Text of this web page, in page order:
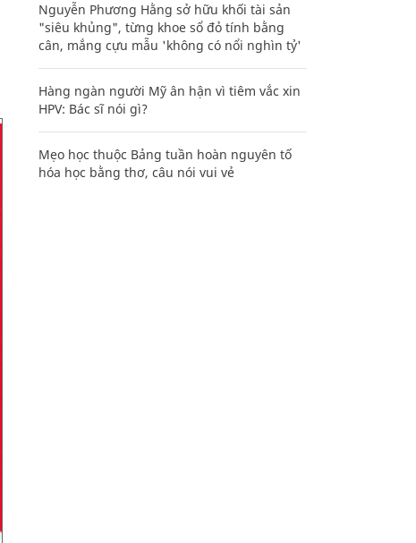
Nguyễn Phương Hằng sở hữu khối tài sản
"siêu khủng", từng khoe sổ đỏ tính bằng
cân, mắng cựu mẫu 'không có nổi nghìn tỷ'
Hàng ngàn người Mỹ ân hận vì tiêm vắc xin
HPV: Bác sĩ nói gì?
Mẹo học thuộc Bảng tuần hoàn nguyên tố
hóa học bằng thơ, câu nói vui vẻ